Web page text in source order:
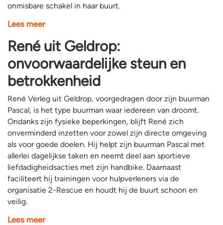
onmisbare schakel in haar buurt.
Lees meer
René uit Geldrop:
onvoorwaardelijke steun en
betrokkenheid
René Verleg uit Geldrop, voorgedragen door zijn buurman
Pascal, is het type buurman waar iedereen van droomt.
Ondanks zijn fysieke beperkingen, blijft René zich
onverminderd inzetten voor zowel zijn directe omgeving
als voor goede doelen. Hij helpt zijn buurman Pascal met
allerlei dagelijkse taken en neemt deel aan sportieve
liefdadigheidsacties met zijn handbike. Daarnaast
faciliteert hij trainingen voor hulpverleners via de
organisatie 2-Rescue en houdt hij de buurt schoon en
veilig.
Lees meer